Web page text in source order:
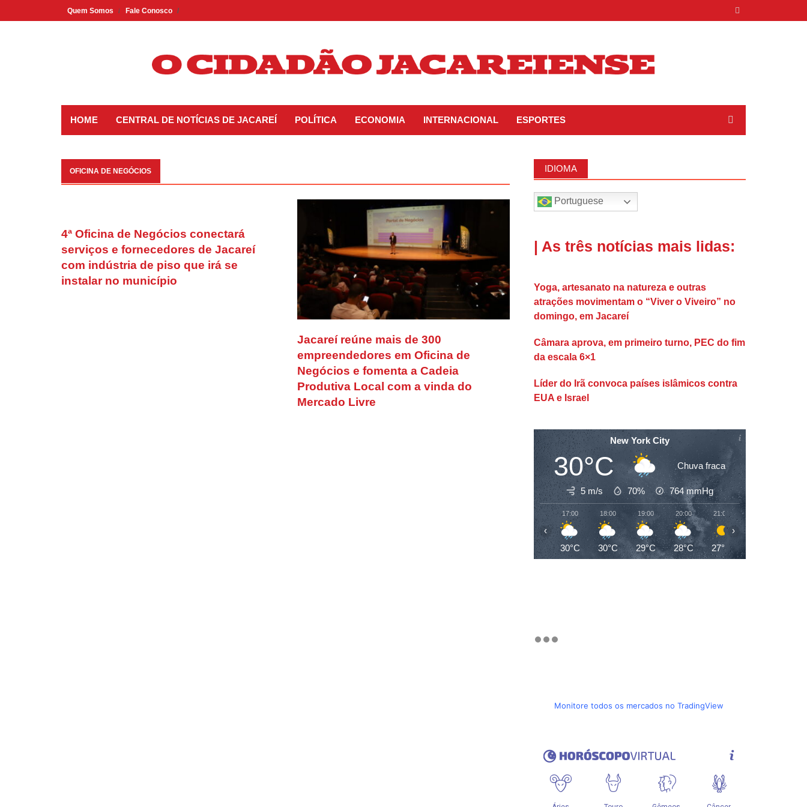
to
Quem Somos Fale Conosco
HOME CENTRAL DE NOTÍCIAS DE JACAREÍ POLÍTICA ECONOMIA INTERNACIONAL ESPORTES
OFICINA DE NEGÓCIOS
4ª Oficina de Negócios conectará
serviços e fornecedores de Jacareí
com indústria de piso que irá se
instalar no município
Jacareí reúne mais de 300
empreendedores em Oficina de
Negócios e fomenta a Cadeia
Produtiva Local com a vinda do
Mercado Livre
IDIOMA
Portuguese
| As três notícias mais lidas:
Yoga, artesanato na natureza e outras
atrações movimentam o “Viver o Viveiro” no
domingo, em Jacareí
Câmara aprova, em primeiro turno, PEC do fim
da escala 6×1
Líder do Irã convoca países islâmicos contra
EUA e Israel
New York City
30°C Chuva fraca
5 m/s 70% 764mmHg
17:00
30°C
18:00
30°C
19:00
29°C
20:00
28°C
21:00
27°C
‹ ›
Monitore todos os mercados no TradingView